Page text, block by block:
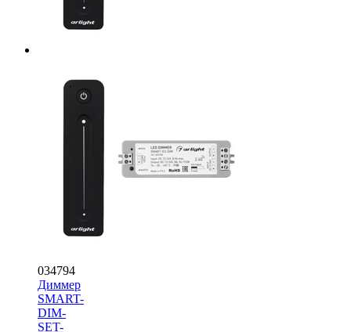
034794
Диммер
SMART-
DIM-
SET-